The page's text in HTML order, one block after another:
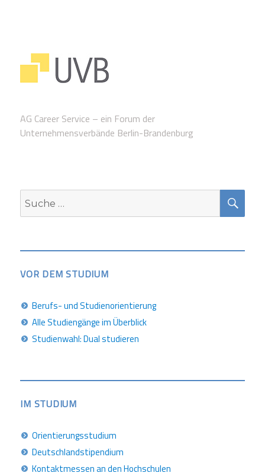
AG Career Service – ein Forum der
Unternehmensverbände Berlin-Brandenburg
Suche
nach:
VOR DEM STUDIUM
Berufs- und Studienorientierung
Alle Studiengänge im Überblick
Studienwahl: Dual studieren
IM STUDIUM
Orientierungsstudium
Deutschlandstipendium
Kontaktmessen an den Hochschulen